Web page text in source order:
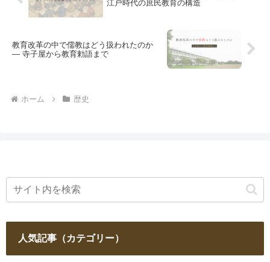
江戸時代の庶民教育の構造
教育改革の中で儒教はどう扱われたのか
― 寺子屋から教育勅語まで
ホーム 歴史
人気記事（カテゴリー）